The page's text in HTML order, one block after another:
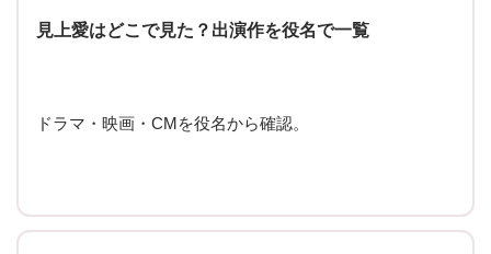
見上愛はどこで見た？出演作を役名で一覧
ドラマ・映画・CMを役名から確認。